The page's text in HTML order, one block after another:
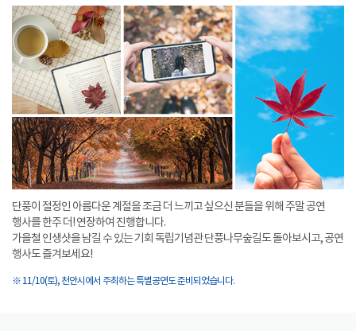
단풍이 절정인 아름다운 계절을 조금 더 느끼고 싶으신 분들을 위해 주말 공연
행사를 한주 더! 연장하여 진행합니다.
가을철 인생샷을 남길 수 있는 기회 독립기념관 단풍나무숲길도 돌아보시고, 공연
행사도 즐겨보세요!
※ 11/10(토), 천안시에서 주최하는 특별공연도 준비되었습니다.